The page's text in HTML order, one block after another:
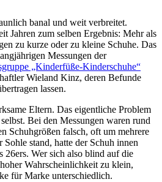
banal und weit verbreitet.
Jahren zum selben Ergebnis: Mehr als
zu kurze oder zu kleine Schuhe. Das
Messungen der
„Kinderfüße-Kinderschuhe“
Wieland Kinz, deren Befunde
lassen.
Eltern. Das eigentliche Problem
Bei den Messungen waren rund
Schuhgrößen falsch, oft um mehrere
Sohle stand, hatte der Schuh innen
26ers. Wer sich also blind auf die
Wahrscheinlichkeit zu klein,
für Marke unterschiedlich.